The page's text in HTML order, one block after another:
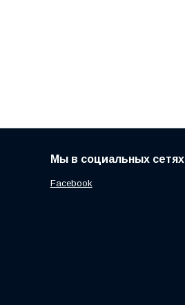
Мы в социальных сетях
Facebook